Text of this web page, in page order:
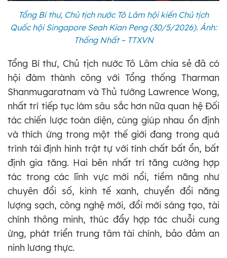
Tổng Bí thư, Chủ tịch nước Tô Lâm hội kiến Chủ tịch
Quốc hội Singapore Seah Kian Peng (30/5/2026). Ảnh:
Thống Nhất – TTXVN
Tổng Bí thư, Chủ tịch nước Tô Lâm chia sẻ đã có
hội đàm thành công với Tổng thống Tharman
Shanmugaratnam và Thủ tướng Lawrence Wong,
nhất trí tiếp tục làm sâu sắc hơn nữa quan hệ Đối
tác chiến lược toàn diện, cùng giúp nhau ổn định
và thích ứng trong một thế giới đang trong quá
trình tái định hình trật tự với tính chất bất ổn, bất
định gia tăng. Hai bên nhất trí tăng cường hợp
tác trong các lĩnh vực mới nổi, tiềm năng như
chuyên đổi số, kinh tế xanh, chuyển đổi năng
lượng sạch, công nghệ mới, đổi mới sáng tạo, tài
chính thông minh, thúc đẩy hợp tác chuỗi cung
ứng, phát triển trung tâm tài chính, bảo đảm an
ninh lương thực.